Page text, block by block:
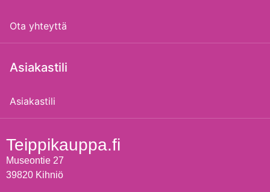
Ota yhteyttä
Asiakastili
Asiakastili
Teippikauppa.fi
Museontie 27
39820 Kihniö